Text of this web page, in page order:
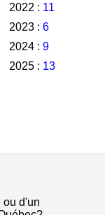
2022 : 11
2023 : 6
2024 : 9
2025 : 13
ou d'un